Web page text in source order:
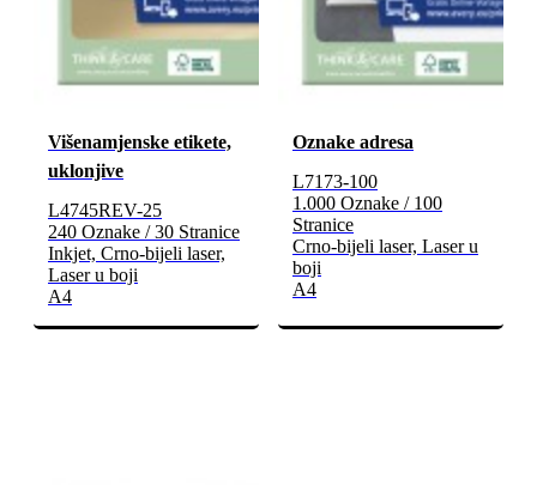
Višenamjenske etikete,
uklonjive
L4745REV-25
240 Oznake / 30 Stranice
Inkjet, Crno-bijeli laser,
Laser u boji
A4
Oznake adresa
L7173-100
1.000 Oznake / 100
Stranice
Crno-bijeli laser, Laser u
boji
A4